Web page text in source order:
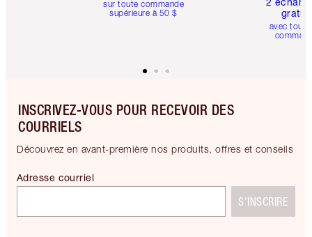
sur toute commande
supérieure à 50 $
avec
INSCRIVEZ-VOUS POUR RECEVOIR DES
COURRIELS
Découvrez en avant-première nos produits, offres et conseils
Adresse courriel
S’INSCRIRE